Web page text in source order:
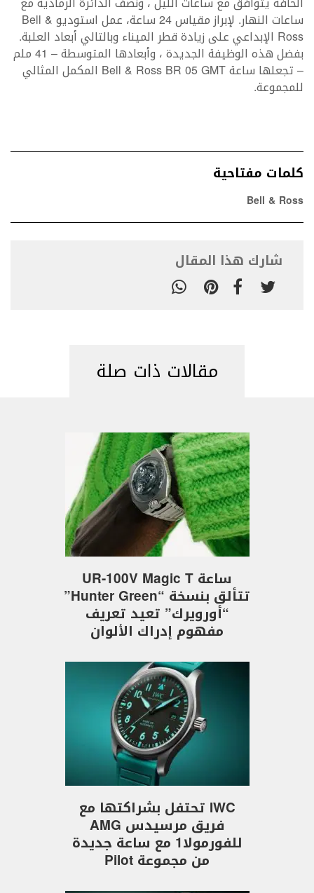
ساعات النهار. لإبراز مقياس 24 ساعة، عمل استوديو Bell &
Ross الإبداعي على زيادة قطر الميناء وبالتالي أبعاد العلبة.
بفضل هذه الوظيفة الجديدة ، وأبعادها المتوسطة – 41 ملم
– تجعلها ساعة Bell & Ross BR 05 GMT المكمل المثالي
للمجموعة.
كلمات مفتاحية
Bell & Ross
شارك هذا المقال
مقالات ذات صلة
ساعة UR-100V Magic T
تتألق بنسخة “Hunter Green”
“أورويرك” تعيد تعريف
مفهوم إدراك الألوان
IWC تحتفل بشراكتها مع
فريق مرسيدس AMG
للفورمولا1 مع ساعة جديدة
من مجموعة Pilot